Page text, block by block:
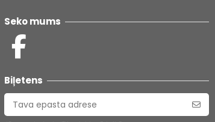
Seko mums
Biļetens